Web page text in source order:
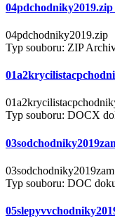
04pdchodniky2019.zip
Typ souboru: ZIP
Typ souboru: DOCX
Typ souboru: DOC